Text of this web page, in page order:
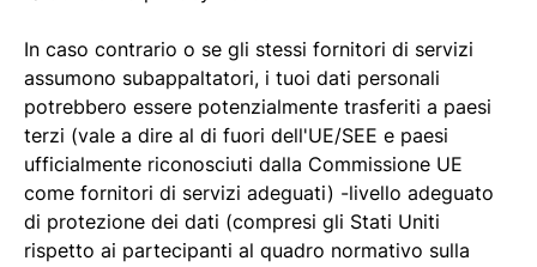
In caso contrario o se gli stessi fornitori di servizi
assumono subappaltatori, i tuoi dati personali
potrebbero essere potenzialmente trasferiti a paesi
terzi (vale a dire al di fuori dell'UE/SEE e paesi
ufficialmente riconosciuti dalla Commissione UE
come fornitori di servizi adeguati) -livello adeguato
di protezione dei dati (compresi gli Stati Uniti
rispetto ai partecipanti al quadro normativo sulla